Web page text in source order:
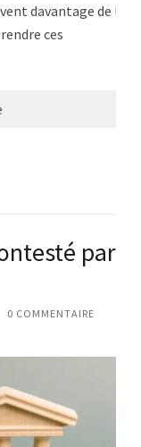
davantage de la
ces
par
0 COMMENTAIRE